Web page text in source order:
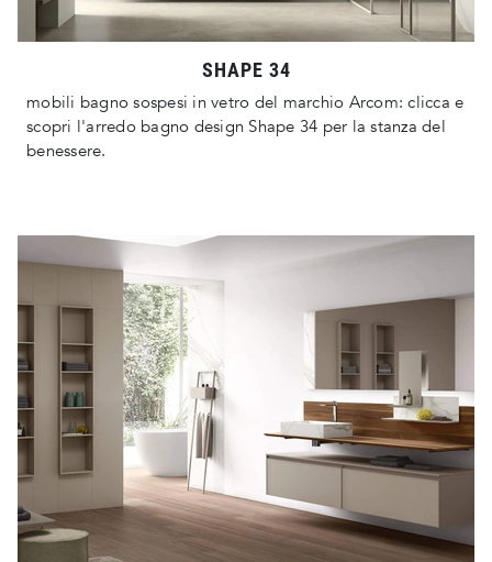
SHAPE 34
mobili bagno sospesi in vetro del marchio Arcom: clicca e
scopri l'arredo bagno design Shape 34 per la stanza del
benessere.